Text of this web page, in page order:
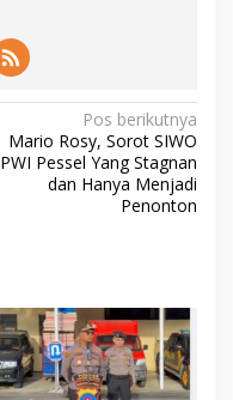
Pos berikutnya
Mario Rosy, Sorot SIWO
PWI Pessel Yang Stagnan
dan Hanya Menjadi
Penonton